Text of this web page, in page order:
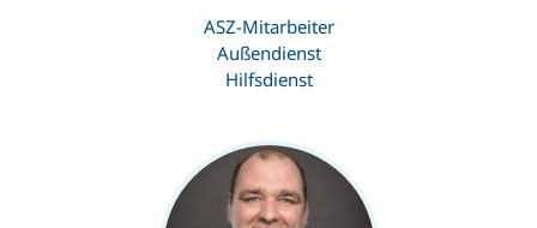
ASZ-Mitarbeiter
Außendienst
Hilfsdienst